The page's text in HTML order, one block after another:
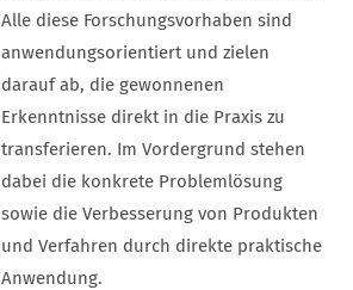
Alle diese Forschungsvorhaben sind
anwendungsorientiert und zielen
darauf ab, die gewonnenen
Erkenntnisse direkt in die Praxis zu
transferieren. Im Vordergrund stehen
dabei die konkrete Problemlösung
sowie die Verbesserung von Produkten
und Verfahren durch direkte praktische
Anwendung.